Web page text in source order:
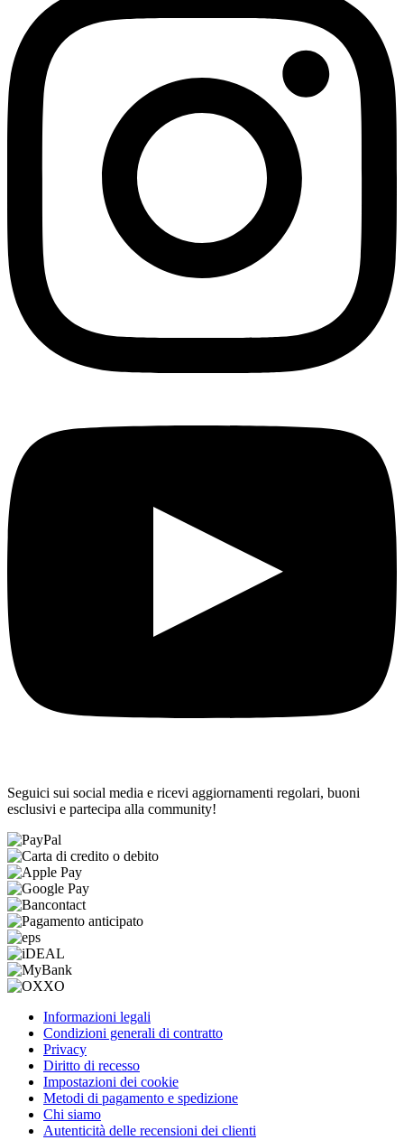
Seguici sui social media e ricevi aggiornamenti regolari, buoni
esclusivi e partecipa alla community!
Informazioni legali
Condizioni generali di contratto
Privacy
Diritto di recesso
Impostazioni dei cookie
Metodi di pagamento e spedizione
Chi siamo
Autenticità delle recensioni dei clienti